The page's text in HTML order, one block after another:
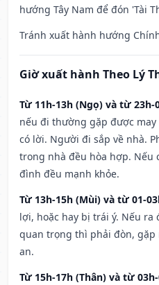
hướng Tây Nam để đón 'Tài
Tránh xuất hành hướng
Giờ xuất hành Theo Lý
Từ 11h-13h (Ngọ) và từ 23h-
nếu đi thường gặp được
có lời. Người đi sắp về nhà.
trong nhà đều hòa hợp. Nếu
đình đều mạnh khỏe.
Từ 13h-15h (Mùi) và từ 01-
lợi, hoặc hay bị trái ý. Nếu ra
quan trọng thì phải đòn,
an.
Từ 15h-17h (Thân) và từ